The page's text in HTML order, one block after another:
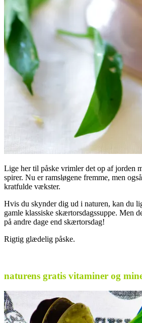
Lige her til påske vrimler det op af jorden
spirer. Nu er ramsløgene fremme, men
kratfulde vækster.
Hvis du skynder dig ud i naturen, kan du
gamle klassiske skærtorsdagssuppe. Men
på andre dage end skærtorsdag!
Rigtig glædelig påske.
naturens gratis vitaminer og